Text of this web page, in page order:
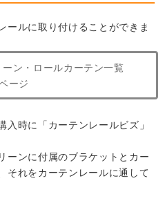
ールに取り付けることができま
ーン・ロールカーテン一覧
ージ
入時に「カーテンレールビズ」
ーンに付属のブラケットとカー
それをカーテンレールに通して